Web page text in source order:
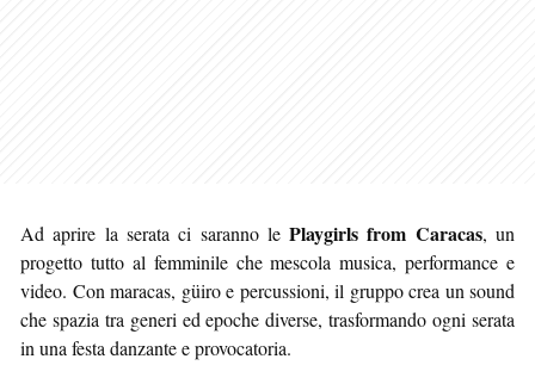
Ad aprire la serata ci saranno lePlaygirls from Caracas, un
progetto tutto al femminile che mescola musica, performance e
video. Con maracas, güiro e percussioni, il gruppo crea un sound
che spazia tra generi ed epoche diverse, trasformando ogni serata
in una festa danzante e provocatoria.